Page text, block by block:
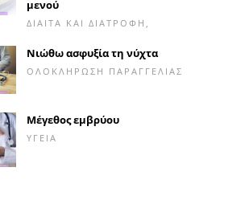
μενού
ΔΊΑΙΤΑ ΚΑΙ ΔΙΑΤΡΟΦΉ,
Νιώθω ασφυξία τη νύχτα
ΟΛΟΚΛΉΡΩΣΗ ΠΑΡΑΓΓΕΛΊΑΣ
Μέγεθος εμβρύου
ΥΓΕΊΑ